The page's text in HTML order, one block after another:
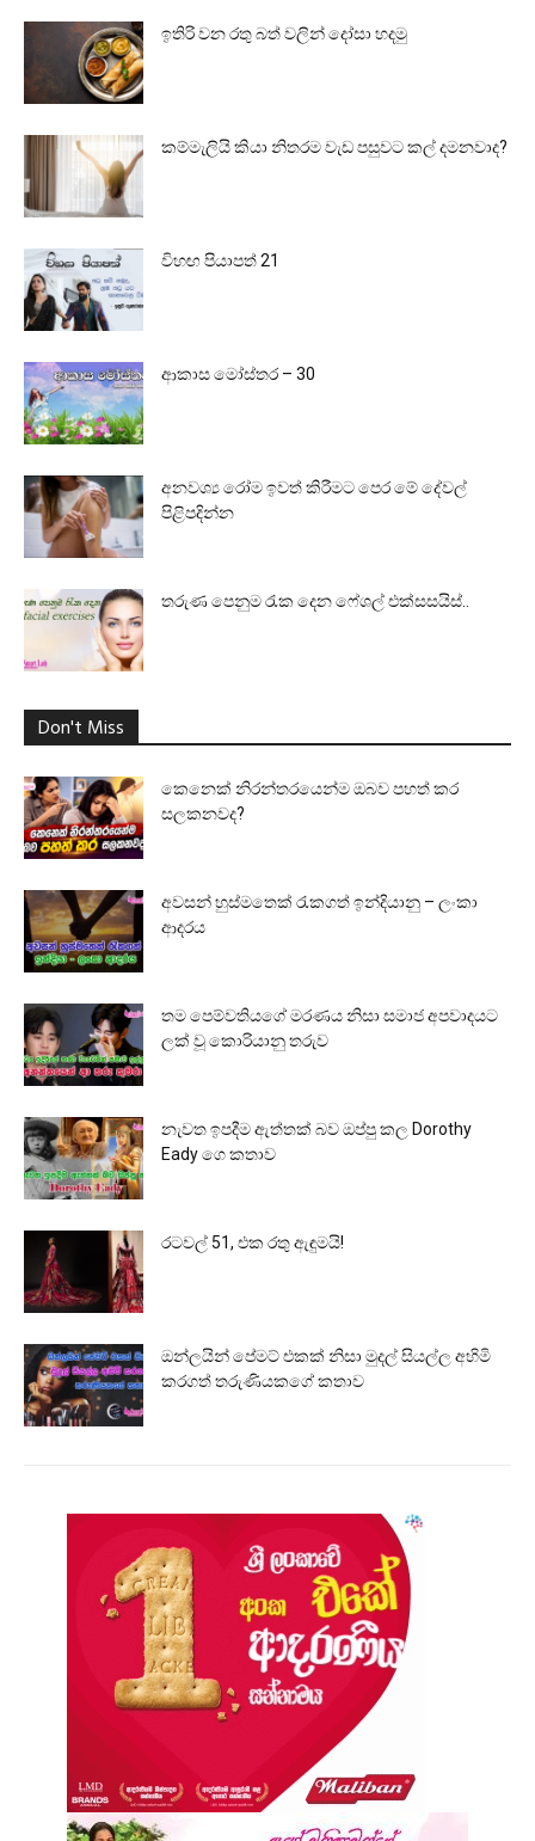
ඉතිරි වන රතු බත් වලින් දෝසා හදමු
කම්මැලියි කියා නිතරම වැඩ පසුවට කල් දමනවාද?
විහඟ පියාපත් 21
ආකාස මෝස්තර – 30
අනවශ්‍ය රෝම ඉවත් කිරීමට පෙර මේ දේවල්
පිළිපදින්න
තරුණ පෙනුම රැක දෙන ෆේශල් එක්සසයිස්..
Don't Miss
කෙනෙක් නිරන්තරයෙන්ම ඔබව පහත් කර
සලකනවද?
අවසන් හුස්මතෙක් රැකගත් ඉන්දියානු – ලංකා
ආදරය
තම පෙම්වතියගේ මරණය නිසා සමාජ අපවාදයට
ලක් වූ කොරියානු තරුව
නැවත ඉපදීම ඇත්තක් බව ඔප්පු කල Dorothy
Eady ගෙ කතාව
රටවල් 51, එක රතු ඇඳුමයි!
ඔන්ලයින් පේමට් එකක් නිසා මුදල් සියල්ල අහිමි
කරගත් තරුණියකගේ කතාව